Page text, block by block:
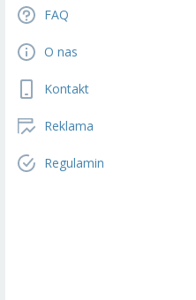
FAQ
O nas
Kontakt
Reklama
Regulamin